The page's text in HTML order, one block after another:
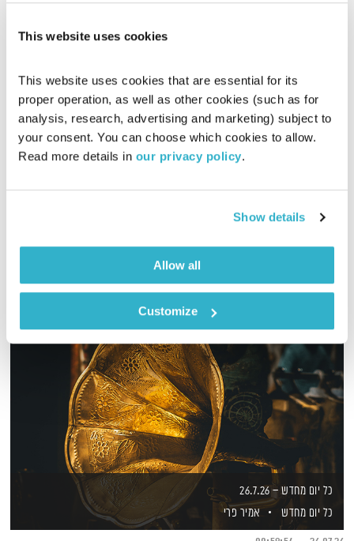
This website uses cookies
This website uses cookies that are essential for its
proper operation, as well as other cookies (such as for
analysis, research, advertising and marketing) subject to
your consent. You can choose which cookies to allow.
Read more details in our privacy policy.
Show details
Allow all
Customize
בני בשן
02.05.21
01:57:49
והפעם אדון עולם מחבק בלוז כנעני ומנחם כל אחד על מה יקרה
אודיו
כל יום מחדש – 26.7.26
כל יום מחדש
אמיר פרי